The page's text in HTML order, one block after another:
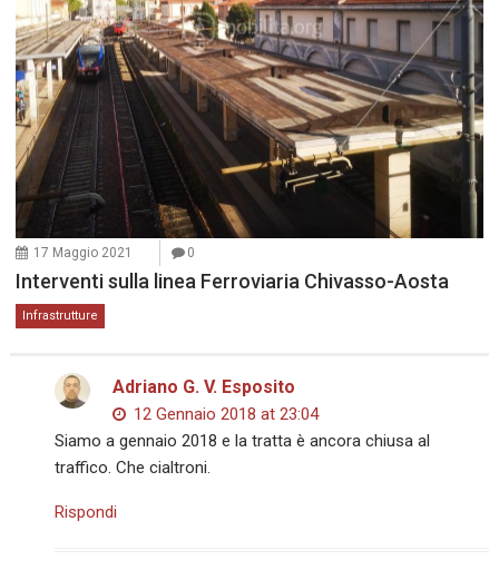
17 Maggio 2021 0
Interventi sulla linea Ferroviaria Chivasso-Aosta
Infrastrutture
Adriano G. V. Esposito
12 Gennaio 2018 at 23:04
Siamo a gennaio 2018 e la tratta è ancora chiusa al
traffico. Che cialtroni.
Rispondi